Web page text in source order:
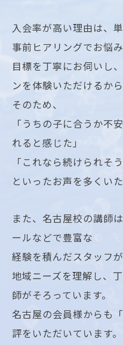
入会率が高い理由は、
事前ヒアリングでお悩
目標を丁寧にお伺いし
ンを体験いただけるから
そのため、
「うちの子に合うか不
れると感じた」
「これなら続けられそ
といったお声を多くい
また、名古屋校の講師
ールなどで豊富な
経験を積んだスタッフが
地域ニーズを理解し、
師がそろっています。
名古屋の会員様からも
評をいただいています。